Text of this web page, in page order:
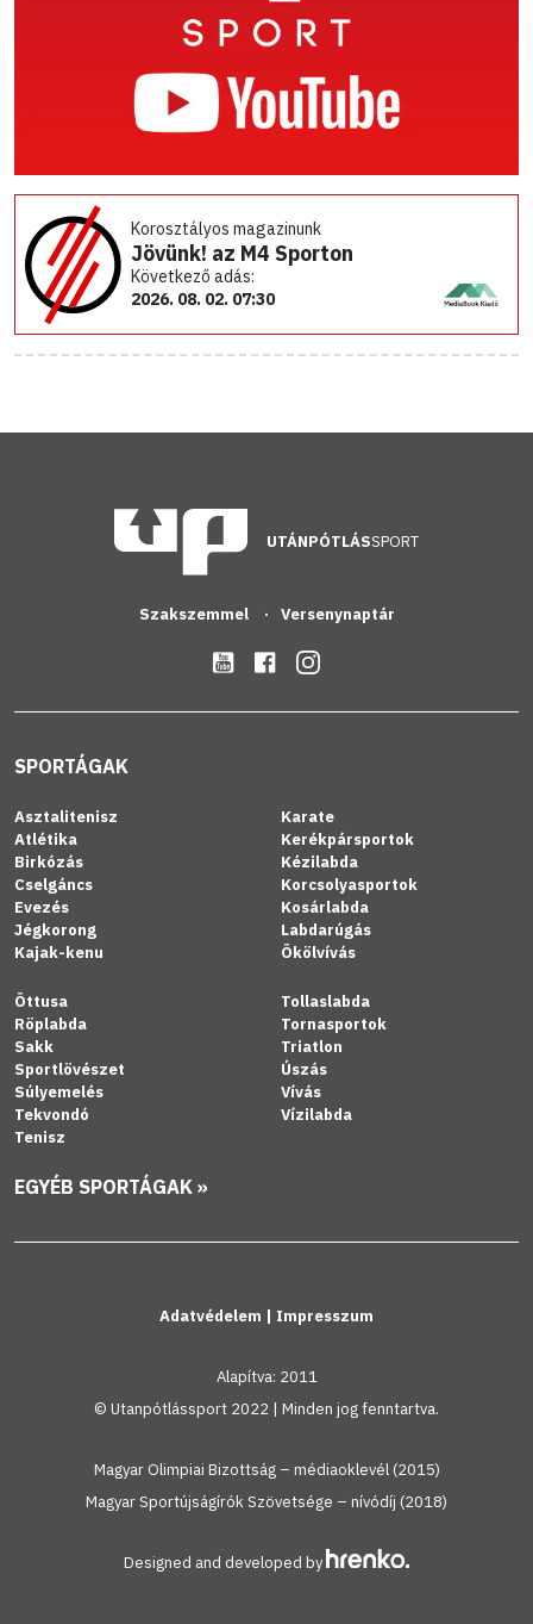
Korosztályos magazinunk
Jövünk! az M4 Sporton
Következő adás:
2026. 08. 02. 07:30
UTÁNPÓTLÁSSPORT
Szakszemmel Versenynaptár
SPORTÁGAK
Asztalitenisz
Atlétika
Birkózás
Cselgáncs
Evezés
Jégkorong
Kajak-kenu
Karate
Kerékpársportok
Kézilabda
Korcsolyasportok
Kosárlabda
Labdarúgás
Ökölvívás
Öttusa
Röplabda
Sakk
Sportlövészet
Súlyemelés
Tekvondó
Tenisz
Tollaslabda
Tornasportok
Triatlon
Úszás
Vívás
Vízilabda
EGYÉB SPORTÁGAK »
Adatvédelem | Impresszum
Alapítva: 2011
© Utanpótlássport 2022 | Minden jog fenntartva.
Magyar Olimpiai Bizottság – médiaoklevél (2015)
Magyar Sportújságírók Szövetsége – nívódíj (2018)
Designed and developed by